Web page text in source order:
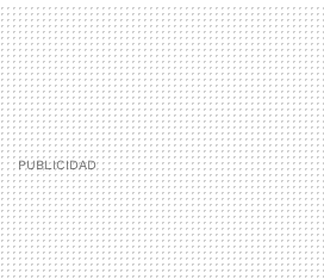
MAIL